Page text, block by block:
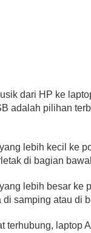
dari HP ke
adalah pilihan
lebih kecil ke
di bagian
lebih besar ke
samping atau di
terhubung, laptop